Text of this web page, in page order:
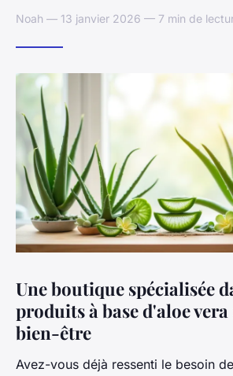
Noah — 13 janvier 2026 — 7 min de
Une boutique spécialisée
produits à base d'aloe
bien-être
Avez-vous déjà ressenti le besoin